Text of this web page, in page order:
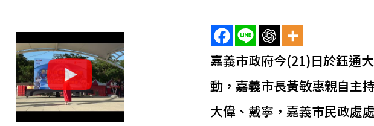
嘉義市政府今(21)日於鈺通
動，嘉義市長黃敏惠親自主
大偉、戴寧，嘉義市民政處